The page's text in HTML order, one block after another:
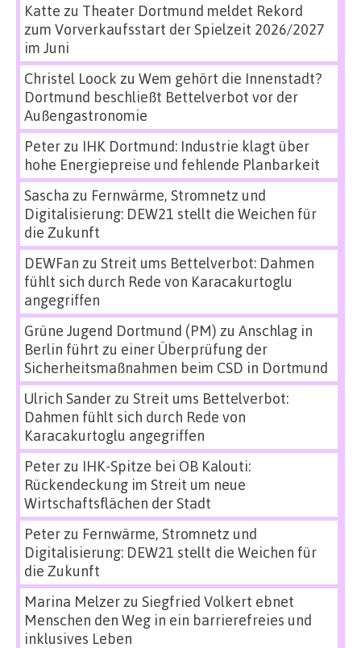
Katte zu Theater Dortmund meldet Rekord
zum Vorverkaufsstart der Spielzeit 2026/2027
im Juni
Christel Loock zu Wem gehört die Innenstadt?
Dortmund beschließt Bettelverbot vor der
Außengastronomie
Peterzu IHK Dortmund: Industrie klagt über
hohe Energiepreise und fehlende Planbarkeit
Sascha zu Fernwärme, Stromnetz und
Digitalisierung: DEW21 stellt die Weichen für
die Zukunft
DEWFan zu Streit ums Bettelverbot: Dahmen
fühlt sich durch Rede von Karacakurtoglu
angegriffen
Grüne Jugend Dortmund (PM) zu Anschlag in
Berlin führt zu einer Überprüfung der
Sicherheitsmaßnahmen beim CSD in Dortmund
Ulrich Sanderzu Streit ums Bettelverbot:
Dahmen fühlt sich durch Rede von
Karacakurtoglu angegriffen
Peterzu IHK-Spitze bei OB Kalouti:
Rückendeckung im Streit um neue
Wirtschaftsflächen der Stadt
Peterzu Fernwärme, Stromnetz und
Digitalisierung: DEW21 stellt die Weichen für
die Zukunft
Marina Melzerzu Siegfried Volkert ebnet
Menschen den Weg in ein barrierefreies und
inklusives Leben